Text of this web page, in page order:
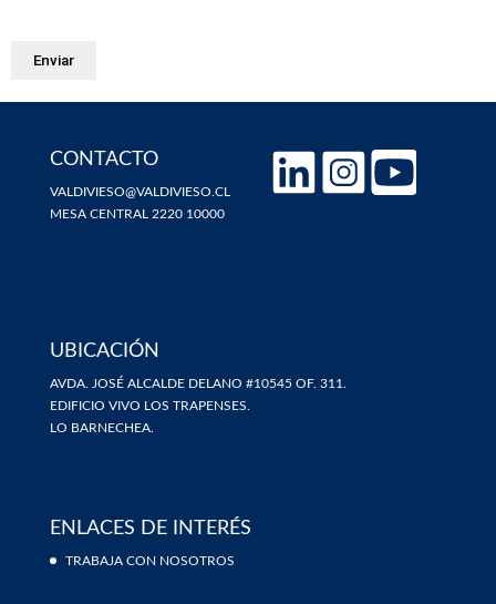
CONTACTO
VALDIVIESO@VALDIVIESO.CL
MESA CENTRAL 2220 10000
UBICACIÓN
AVDA. JOSÉ ALCALDE DELANO #10545 OF. 311.
EDIFICIO VIVO LOS TRAPENSES.
LO BARNECHEA.
ENLACES DE INTERÉS
TRABAJA CON NOSOTROS